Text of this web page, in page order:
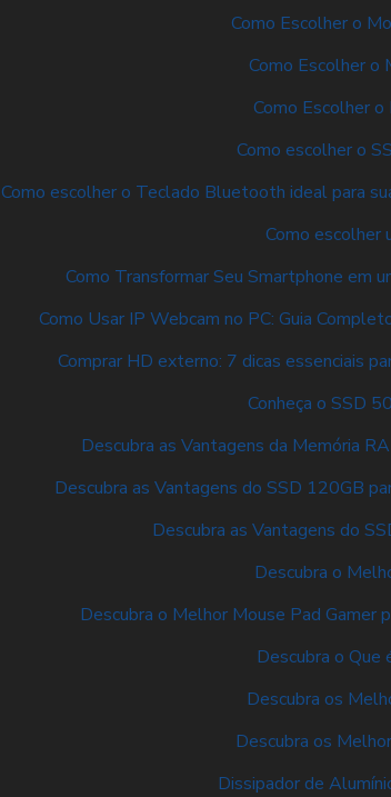
Como Escolher o
Como Escolher o
Como Escolher
Como escolher o
Como escolher o Teclado Bluetooth ideal para
Como escolher
Como Transformar Seu Smartphone em
Como Usar IP Webcam no PC: Guia
Comprar HD externo: 7 dicas essenciais
Conheça o SSD
Descubra as Vantagens da Memória
Descubra as Vantagens do SSD 120GB
Descubra as Vantagens do
Descubra o
Descubra o Melhor Mouse Pad Gamer
Descubra o Que
Descubra os
Descubra os
Dissipador de